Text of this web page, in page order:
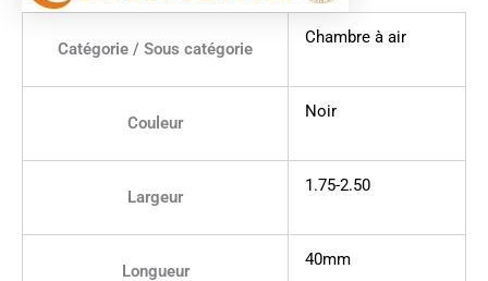
Catégorie / Sous catégorie
Chambre à air
Couleur
Noir
Largeur
1.75-2.50
Longueur
40mm